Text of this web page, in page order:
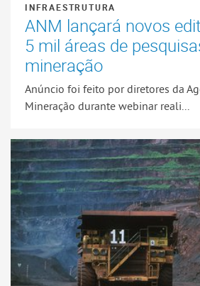
INFRAESTRUTURA
ANM lançará novos
5 mil áreas de
mineração
Anúncio foi feito por diretores da
Mineração durante webinar reali...